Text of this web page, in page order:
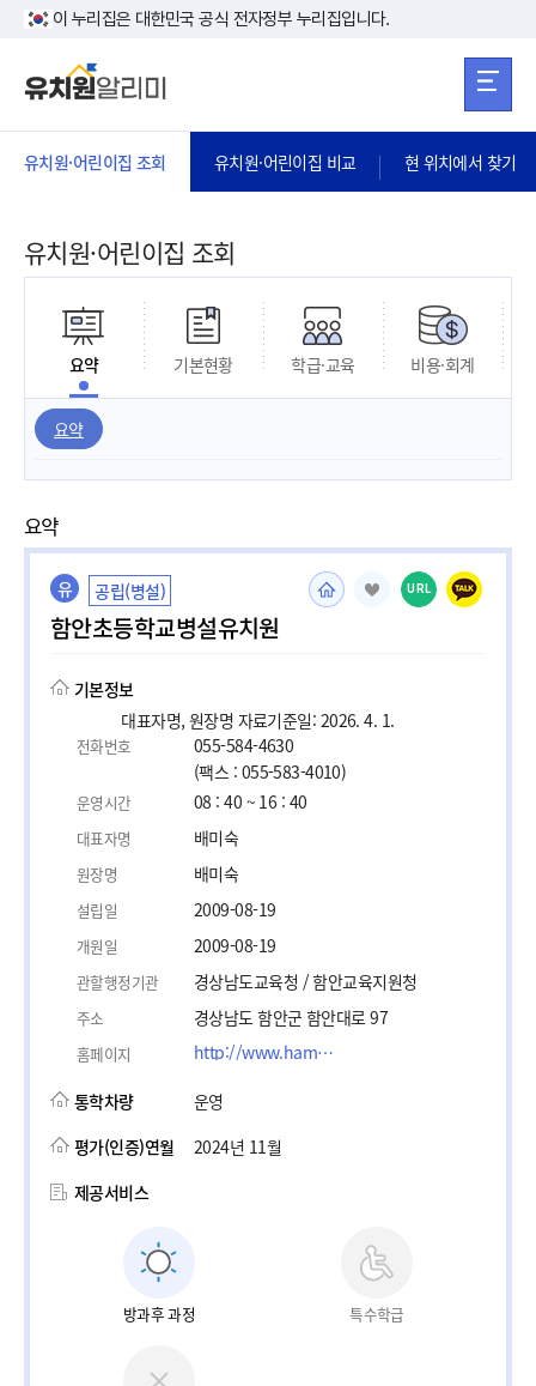
본문 바로가기
이 누리집은 대한민국 공식 전자정부 누리집입니다.
유치원·어린이집 조회 유치원·어린이집 비교 현 위치에서 찾기
유치원·어린이집 조회
요약 기본현황 학급·교육 비용·회계
요약
요약
유 공립(병설)
함안초등학교병설유치원
URL
기본정보
대표자명, 원장명 자료기준일: 2026. 4. 1.
전화번호
055-584-4630
(팩스 : 055-583-4010)
운영시간 08 : 40 ~ 16 : 40
대표자명 배미숙
원장명 배미숙
설립일 2009-08-19
개원일 2009-08-19
관할행정기관 경상남도교육청 / 함안교육지원청
주소 경상남도 함안군 함안대로 97
홈페이지 http://www.haman.es.kr
통학차량
운영
평가(인증)연월
2024년 11월
제공서비스
방과후 과정 특수학급